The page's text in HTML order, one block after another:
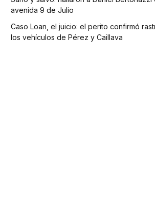
avenida 9 de Julio
Caso Loan, el juicio: el perito confirmó
los vehículos de Pérez y Caillava